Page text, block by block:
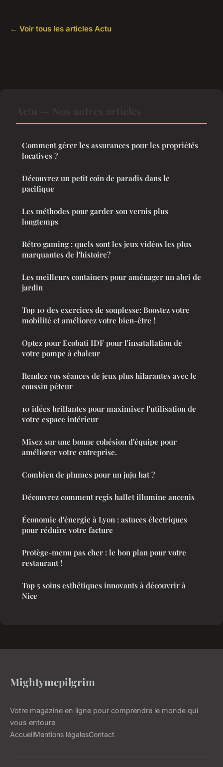
← Voir tous les articles Actu
Comment gérer les assurances pour les propriétés
locatives ?
Découvrez un petit coin de paradis dans le
pacifique
Les méthodes pour garder son vernis plus
longtemps
Rétro gaming : quels sont les jeux vidéos les plus
marquantes de l'histoire?
Les meilleurs containers pour aménager un abri de
jardin
Top 10 des exercices de souplesse: Boostez votre
mobilité et améliorez votre bien-être !
Optez pour Ecobati IDF pour l'insatallation de
votre pompe à chaleur
Rendez vos séances de jeux plus hilarantes avec le
coussin péteur
10 idées brillantes pour maximiser l'utilisation de
votre espace intérieur
Misez sur une bonne cohésion d'équipe pour
améliorer votre entreprise.
Combien de plumes pour un juju hat ?
Découvrez comment regis hallet illumine ancenis
Économie d'énergie à Lyon : astuces électriques
pour réduire votre facture
Protège-menu pas cher : le bon plan pour votre
restaurant !
Top 5 soins esthétiques innovants à découvrir à
Nice
Mightymcpilgrim
Votre magazine en ligne pour comprendre le monde qui
vous entoure
AccueilMentions légalesContact